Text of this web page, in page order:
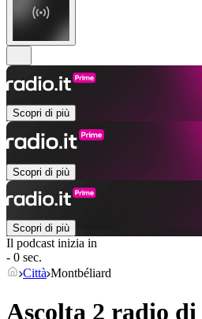
Scopri di più
Scopri di più
Scopri di più
Il podcast inizia in
- 0 sec.
Città Montbéliard
Ascolta 2 radio di